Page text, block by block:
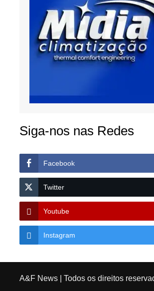
Siga-nos nas Redes
Facebook
Twitter
Youtube
Instagram
A&F News| Todos os direitos